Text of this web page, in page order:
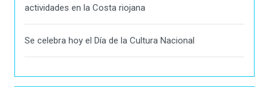
actividades en la Costa riojana
Se celebra hoy el Día de la Cultura Nacional